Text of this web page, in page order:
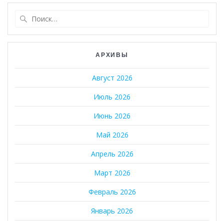
АРХИВЫ
Август 2026
Июль 2026
Июнь 2026
Май 2026
Апрель 2026
Март 2026
Февраль 2026
Январь 2026